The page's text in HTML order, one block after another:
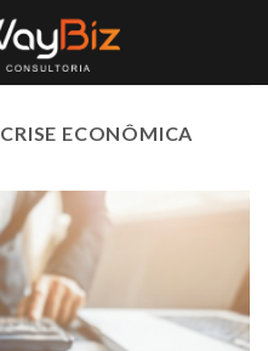
CRISE ECONÔMICA